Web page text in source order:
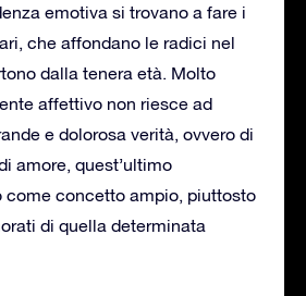
emotiva si trovano a fare i
che affondano le radici nel
dalla tenera età. Molto
affettivo non riesce ad
e dolorosa verità, ovvero di
amore, quest’ultimo
come concetto ampio, piuttosto
di quella determinata